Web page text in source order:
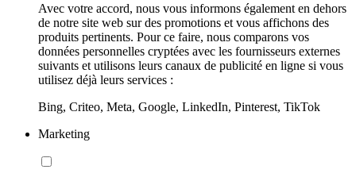
Avec votre accord, nous vous informons également en dehors
de notre site web sur des promotions et vous affichons des
produits pertinents. Pour ce faire, nous comparons vos
données personnelles cryptées avec les fournisseurs externes
suivants et utilisons leurs canaux de publicité en ligne si vous
utilisez déjà leurs services :
Bing, Criteo, Meta, Google, LinkedIn, Pinterest, TikTok
Marketing